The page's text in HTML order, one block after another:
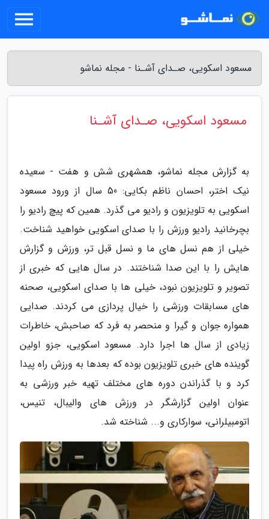
مسعود اسکویی، صـدای آشـنا - مجله نماشو
مسعود اسکویی، صـدای آشـنا
به گزارش مجله نماشو، همشهری شش و هفت - سعیده
نیک اختر، احسان ناظم بکایی: 50 سال از ورود مسعود
اسکویی به تلویزیون و رادیو می گذرد. همین که پیچ رادیو را
بچرخانید رادیو ورزش را با صدای اسکویی خواهید شناخت.
خیلی از هم نسل های ما و نسل قبل تر، ورزش و گزارش
هایش را با این صدا شناختند. در سال هایی که خبری از
تصویر و تلویزیون نبود، خیلی ها با صدای اسکویی، صحنه
های مسابقات ورزشی را خیال پردازی می کردند. صدایی
همواره جوان و گیرا و منحصر به فرد که صاحبش، خاطرات
زیادی از سال ها اجرا دارد. مسعود اسکویی، جزو اولین
گوینده های خبری تلویزیون بوده که بعدها به ورزش راه پیدا
کرد و با گذراندن دوره های مختلف تهیه خبر ورزشی به
عنوان اولین گزارشگر در ورزش های والیبال، تنیس،
اتومبیلرانی، سوارکاری و... شناخته شد.